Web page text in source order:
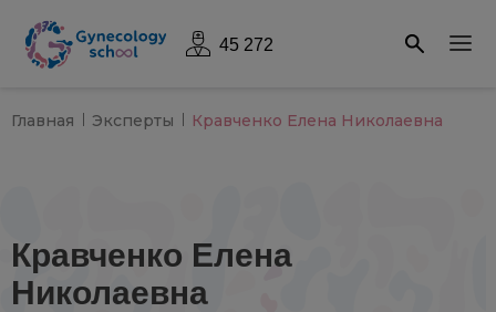
45 272
Главная Эксперты Кравченко Елена Николаевна
Кравченко Елена
Николаевна